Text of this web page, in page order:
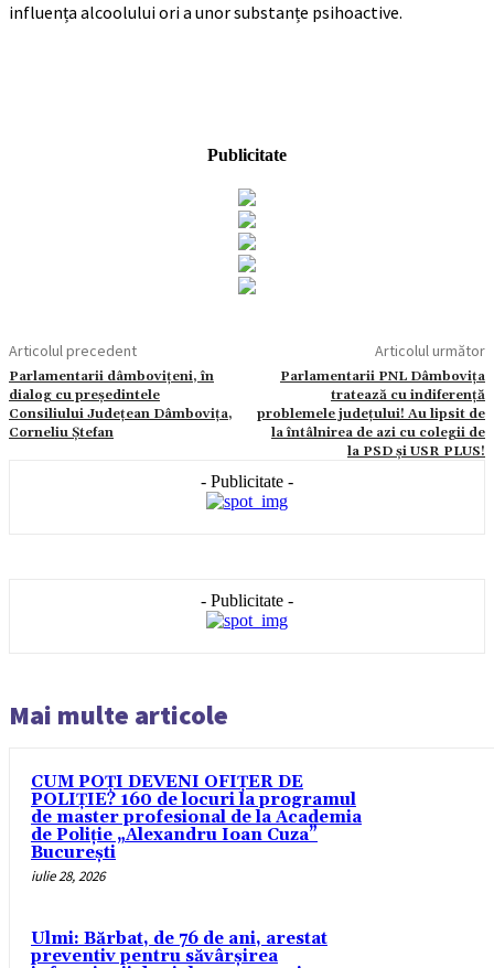
influența alcoolului ori a unor substanțe psihoactive.
Publicitate
Articolul precedent
Parlamentarii dâmbovițeni, în
dialog cu președintele
Consiliului Județean Dâmbovița,
Corneliu Ștefan
Articolul următor
Parlamentarii PNL Dâmbovița
tratează cu indiferență
problemele județului! Au lipsit de
la întâlnirea de azi cu colegii de
la PSD și USR PLUS!
- Publicitate -
- Publicitate -
Mai multe articole
CUM POȚI DEVENI OFIȚER DE
POLIȚIE? 160 de locuri la programul
de master profesional de la Academia
de Poliție „Alexandru Ioan Cuza”
București
iulie 28, 2026
Ulmi: Bărbat, de 76 de ani, arestat
preventiv pentru săvârșirea